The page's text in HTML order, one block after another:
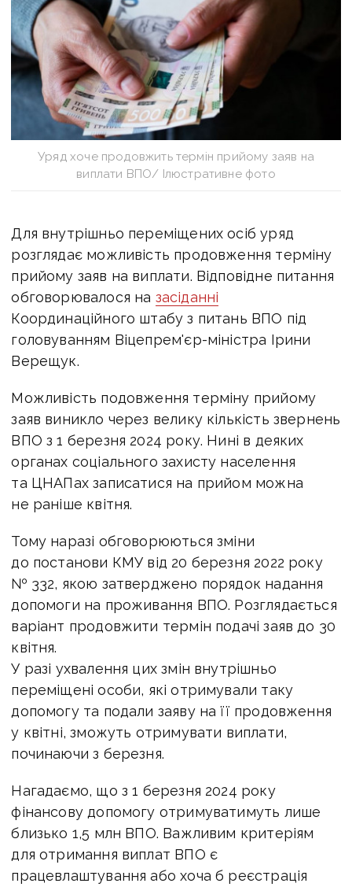
Уряд хоче продовжить термін прийому заяв на
виплати ВПО/ Ілюстративне фото
Для внутрішньо переміщених осіб уряд
розглядає можливість продовження терміну
прийому заяв на виплати. Відповідне питання
обговорювалося на засіданні
Координаційного штабу з питань ВПО під
головуванням Віцепрем'єр-міністра Ірини
Верещук.
Можливість подовження терміну прийому
заяв виникло через велику кількість звернень
ВПО з 1 березня 2024 року. Нині в деяких
органах соціального захисту населення
та ЦНАПах записатися на прийом можна
не раніше квітня.
Тому наразі обговорюються зміни
до постанови КМУ від 20 березня 2022 року
№ 332, якою затверджено порядок надання
допомоги на проживання ВПО. Розглядається
варіант продовжити термін подачі заяв до 30
квітня.
У разі ухвалення цих змін внутрішньо
переміщені особи, які отримували таку
допомогу та подали заяву на її продовження
у квітні, зможуть отримувати виплати,
починаючи з березня.
Нагадаємо, що з 1 березня 2024 року
фінансову допомогу отримуватимуть лише
близько 1,5 млн ВПО. Важливим критеріям
для отримання виплат ВПО є
працевлаштування або хоча б реєстрація